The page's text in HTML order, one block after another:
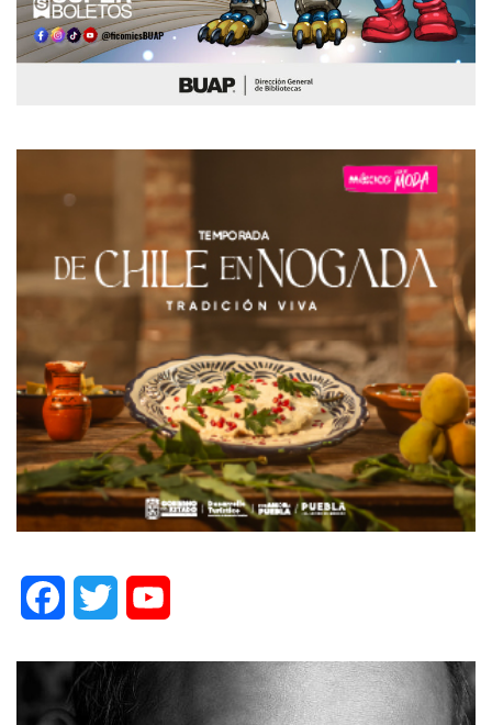
FacebookTwitter